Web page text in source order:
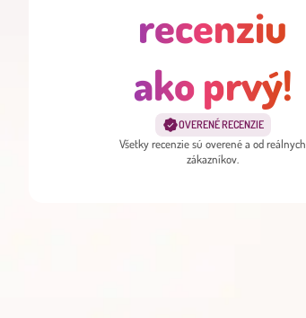
recenziu
ako prvý!
OVERENÉ RECENZIE
Všetky recenzie sú overené a od reálnych
zákazníkov.